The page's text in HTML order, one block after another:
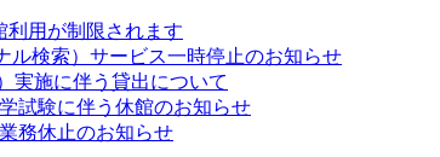
利用が制限されます
ル検索）サービス一時停止のお知らせ
施に伴う貸出について
試験に伴う休館のお知らせ
務休止のお知らせ